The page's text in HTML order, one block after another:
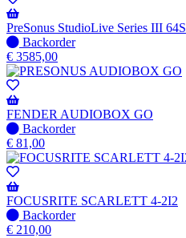
Wordt
verzonden
wanneer
beschikbaar
PreSonus StudioLive Series III 64S
Niet
op
voorraad
-
Wordt
verzonden
wanneer
beschikbaar
Backorder
€ 3585,00
FENDER AUDIOBOX GO
Niet
op
voorraad
-
Wordt
verzonden
wanneer
beschikbaar
Backorder
€ 81,00
FOCUSRITE SCARLETT 4-2I2
Niet
op
Backorder
€ 210,00